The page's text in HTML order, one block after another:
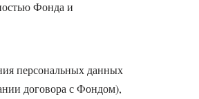
Фонда и
персональных данных
договора с Фондом),